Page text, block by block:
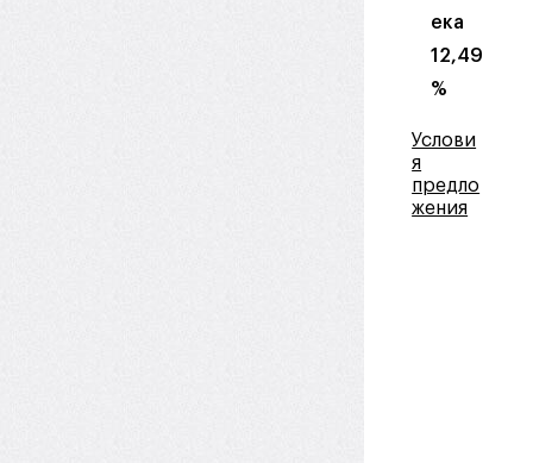
ека
12,49
%
Услови
я
предло
жения